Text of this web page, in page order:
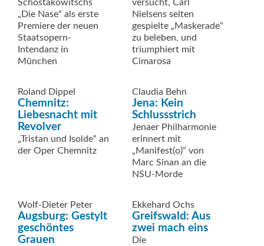
Schostakowitschs
„Die Nase“ als erste
Premiere der neuen
Staatsopern-
Intendanz in
München
versucht, Carl
Nielsens selten
gespielte „Maskerade“
zu beleben, und
triumphiert mit
Cimarosa
Roland Dippel
Chemnitz:
Liebesnacht mit
Revolver
„Tristan und Isolde“ an
der Oper Chemnitz
Claudia Behn
Jena: Kein
Schlussstrich
Jenaer Philharmonie
erinnert mit
„Manifest(o)“ von
Marc Sinan an die
NSU-Morde
Wolf-Dieter Peter
Augsburg: Gestylt
geschöntes
Grauen
Ekkehard Ochs
Greifswald: Aus
zwei mach eins
Die